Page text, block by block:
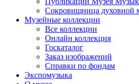
Сокровищница духовной
Музейные коллекции
Все коллекции
Онлайн коллекция
Госкаталог
Заказ изображений
Справки по фондам
Экспомузыка